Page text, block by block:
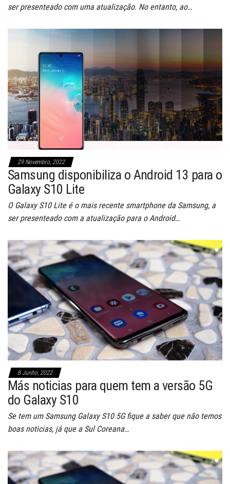
ser presenteado com uma atualização. No entanto, ao…
29 Novembro, 2022
Samsung disponibiliza o Android 13 para o
Galaxy S10 Lite
O Galaxy S10 Lite é o mais recente smartphone da Samsung, a
ser presenteado com a atualização para o Android…
8 Junho, 2022
Más noticias para quem tem a versão 5G
do Galaxy S10
Se tem um Samsung Galaxy S10 5G fique a saber que não temos
boas noticias, já que a Sul Coreana…